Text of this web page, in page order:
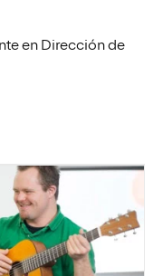
en Dirección de